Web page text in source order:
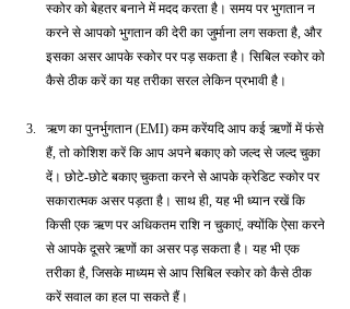
स्कोर को बेहतर बनाने में मदद करता है। समय पर भुगतान न
करने से आपको भुगतान की देरी का जुर्माना लग सकता है, और
इसका असर आपके स्कोर पर पड़ सकता है। सिबिल स्कोर को
कैसे ठीक करें का यह तरीका सरल लेकिन प्रभावी है।
ऋण का पुनर्भुगतान (EMI) कम करेंयदि आप कई ऋणों में फंसे
हैं, तो कोशिश करें कि आप अपने बकाए को जल्द से जल्द चुका
दें। छोटे-छोटे बकाए चुकता करने से आपके क्रेडिट स्कोर पर
सकारात्मक असर पड़ता है। साथ ही, यह भी ध्यान रखें कि
किसी एक ऋण पर अधिकतम राशि न चुकाएं, क्योंकि ऐसा करने
से आपके दूसरे ऋणों का असर पड़ सकता है। यह भी एक
तरीका है, जिसके माध्यम से आप सिबिल स्कोर को कैसे ठीक
करें सवाल का हल पा सकते हैं।